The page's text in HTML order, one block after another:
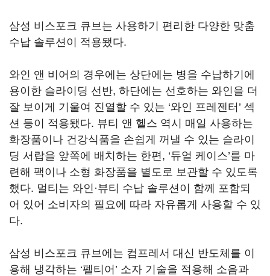
삼성 비스포크 큐브는 사용하기 편리한 다양한 맞춤
수납 솔루션이 적용됐다.
와인 앤 비어의 경우에는 상단에는 병을 수납하기에
용이한 슬라이딩 선반, 하단에는 선호하는 와인을 더
잘 보이게 기울여 진열할 수 있는 ‘와인 프레젠터’ 섹
션 등이 적용됐다. 뷰티 앤 헬스 역시 매일 사용하는
화장품이나 건강식품을 손쉽게 꺼낼 수 있는 슬라이
딩 서랍을 앞쪽에 배치하는 한편, ‘듀얼 케이스’를 마
련해 팩이나 소형 화장품을 별도로 보관할 수 있도록
했다. 멀티는 와인·뷰티 수납 솔루션이 함께 포함되
어 있어 소비자의 필요에 따라 자유롭게 사용할 수 있
다.
삼성 비스포크 큐브에는 컴프레서 대신 반도체를 이
용해 냉각하는 ‘펠티어’ 소자 기술을 적용해 소음과